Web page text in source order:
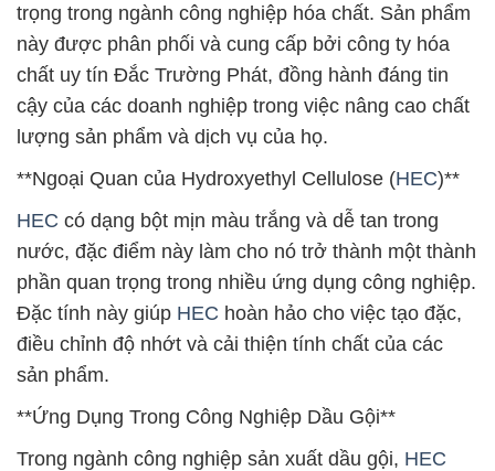
trọng trong ngành công nghiệp hóa chất. Sản phẩm
này được phân phối và cung cấp bởi công ty hóa
chất uy tín Đắc Trường Phát, đồng hành đáng tin
cậy của các doanh nghiệp trong việc nâng cao chất
lượng sản phẩm và dịch vụ của họ.
**Ngoại Quan của Hydroxyethyl Cellulose (HEC)**
HEC có dạng bột mịn màu trắng và dễ tan trong
nước, đặc điểm này làm cho nó trở thành một thành
phần quan trọng trong nhiều ứng dụng công nghiệp.
Đặc tính này giúp HEC hoàn hảo cho việc tạo đặc,
điều chỉnh độ nhớt và cải thiện tính chất của các
sản phẩm.
**Ứng Dụng Trong Công Nghiệp Dầu Gội**
Trong ngành công nghiệp sản xuất dầu gội, HEC